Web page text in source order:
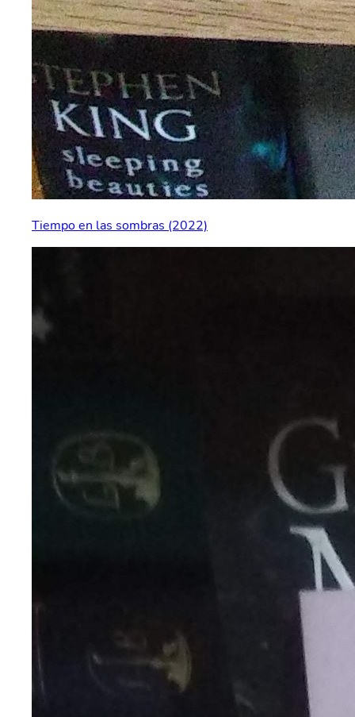
Tiempo en las sombras (2022)